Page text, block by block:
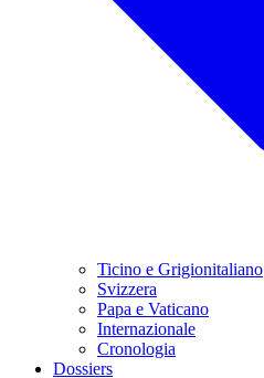
Ticino e Grigionitaliano
Svizzera
Papa e Vaticano
Internazionale
Cronologia
Dossiers